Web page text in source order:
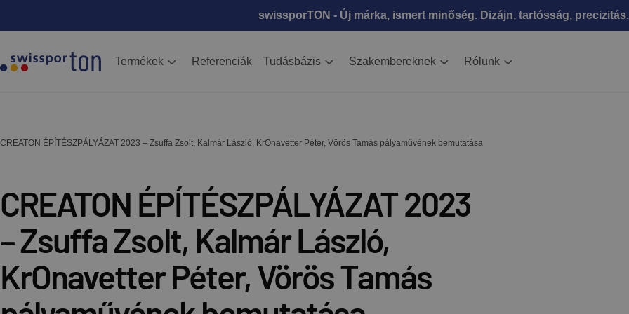
swissporTON - Új márka, ismert minőség. Dizájn, tartósság, precizitás.
Termékek Referenciák Tudásbázis Szakembereknek Rólunk
CREATON ÉPÍTÉSZPÁLYÁZAT 2023 – Zsuffa Zsolt, Kalmár László, KrOnavetter Péter, Vörös Tamás pályaművének bemutatása
CREATON ÉPÍTÉSZPÁLYÁZAT 2023
– Zsuffa Zsolt, Kalmár László,
KrOnavetter Péter, Vörös Tamás